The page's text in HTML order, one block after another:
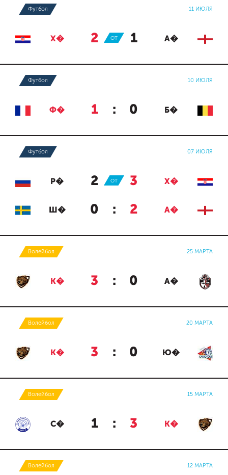
Футбол 11 ИЮЛЯ
Х� 2 : 1 А�
ОТ
Футбол 10 ИЮЛЯ
Ф� 1 : 0 Б�
Футбол 07 ИЮЛЯ
Р� 2 : 3 Х�
ОТ
Ш� 0 : 2 А�
Волейбол 25 МАРТА
К� 3 : 0 А�
Волейбол 20 МАРТА
К� 3 : 0 Ю�
Волейбол 15 МАРТА
С� 1 : 3 К�
Волейбол 12 МАРТА